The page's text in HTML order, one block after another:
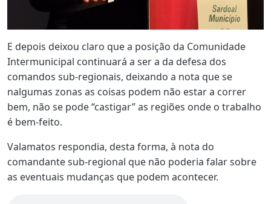
E depois deixou claro que a posição da Comunidade
Intermunicipal continuará a ser a da defesa dos
comandos sub-regionais, deixando a nota que se
nalgumas zonas as coisas podem não estar a correr
bem, não se pode “castigar” as regiões onde o trabalho
é bem-feito.
Valamatos respondia, desta forma, à nota do
comandante sub-regional que não poderia falar sobre
as eventuais mudanças que podem acontecer.